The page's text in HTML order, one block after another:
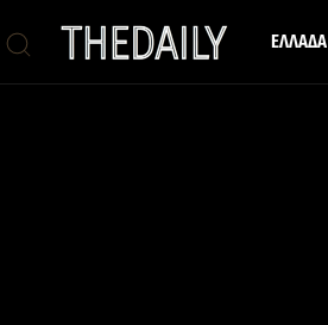
ΕΛΛΑΔΑ